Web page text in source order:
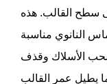
سطح القالب. هذه
النانوي مناسبة
الأسلاك وقذف
يطيل عمر القالب